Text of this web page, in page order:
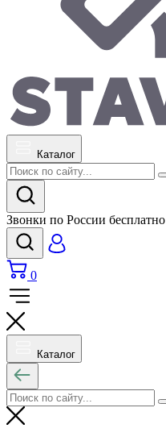
Каталог
Звонки по России бесплатно
0
Каталог